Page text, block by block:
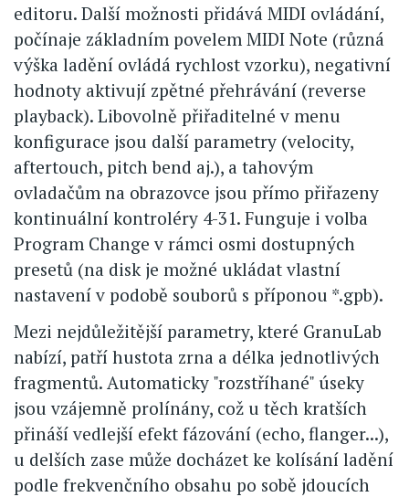
editoru. Další možnosti přidává MIDI ovládání,
počínaje základním povelem MIDI Note (různá
výška ladění ovládá rychlost vzorku), negativní
hodnoty aktivují zpětné přehrávání (reverse
playback). Libovolně přiřaditelné v menu
konfigurace jsou další parametry (velocity,
aftertouch, pitch bend aj.), a tahovým
ovladačům na obrazovce jsou přímo přiřazeny
kontinuální kontroléry 4-31. Funguje i volba
Program Change v rámci osmi dostupných
presetů (na disk je možné ukládat vlastní
nastavení v podobě souborů s příponou *.gpb).
Mezi nejdůležitější parametry, které GranuLab
nabízí, patří hustota zrna a délka jednotlivých
fragmentů. Automaticky "rozstříhané" úseky
jsou vzájemně prolínány, což u těch kratších
přináší vedlejší efekt fázování (echo, flanger...),
u delších zase může docházet ke kolísání ladění
podle frekvenčního obsahu po sobě jdoucích